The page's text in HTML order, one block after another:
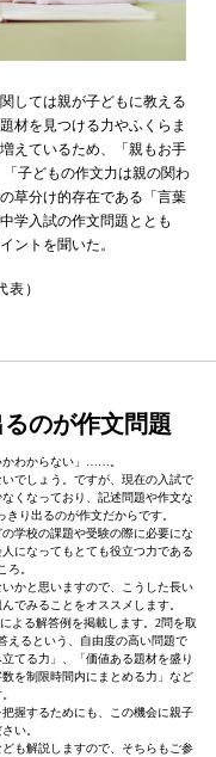
しては親が子どもに教える
材を見つける力やふくらま
えているため、「親もお手
子どもの作文力は親の関わ
草分け的存在である「言葉
学入試の作文問題ととも
ントを聞いた。
）
のが作文問題
かわからない」……。
でしょう。ですが、現在の入試で
くなっており、記述問題や作文な
り出るのが作文だからです。
学校の課題や受験の際に必要にな
になってもとても役立つ力である
ろ。
かと思いますので、こうした長い
でみることをオススメします。
よる解答例を掲載します。2問を取
えるという、自由度の高い問題で
てる力」、「価値ある題材を盛り
を制限時間内にまとめる力」など
握するためにも、この機会に親子
い。
も解説しますので、そちらもご参